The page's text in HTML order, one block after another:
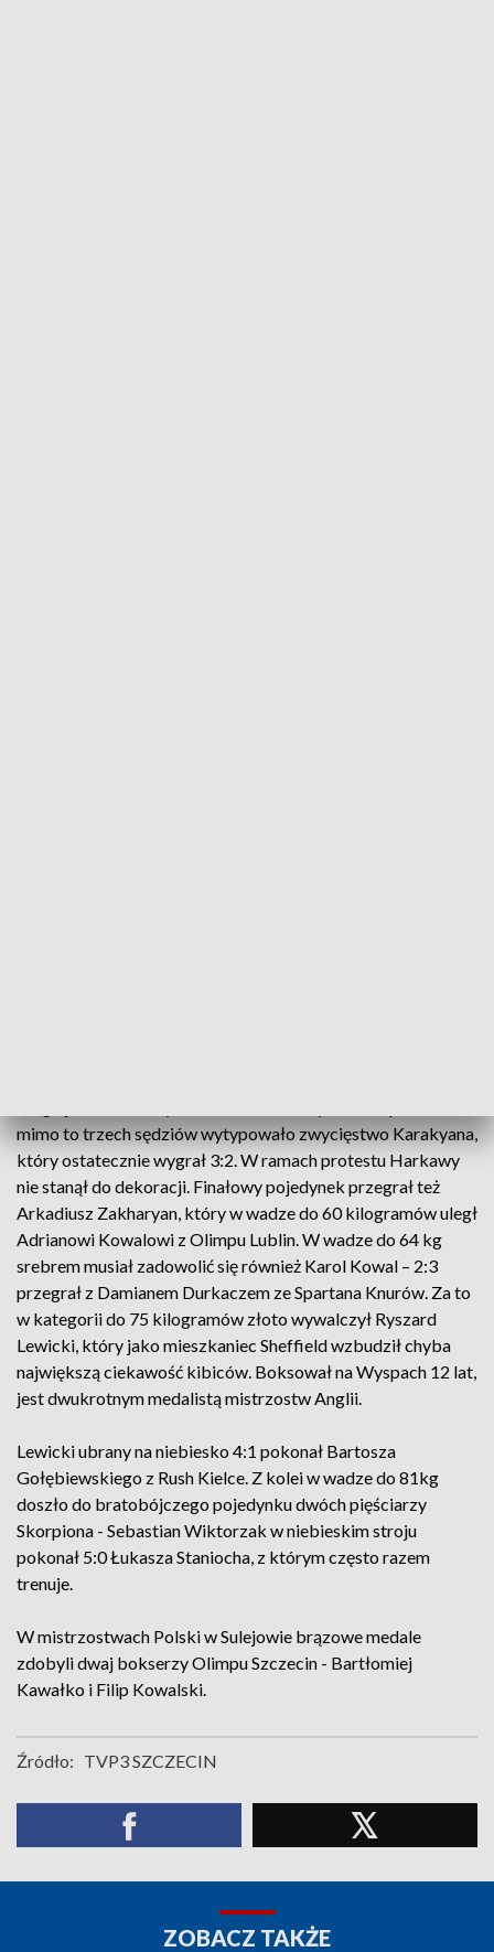
mimo to trzech sędziów wytypowało zwycięstwo Karakyana,
który ostatecznie wygrał 3:2. W ramach protestu Harkawy
nie stanął do dekoracji. Finałowy pojedynek przegrał też
Arkadiusz Zakharyan, który w wadze do 60 kilogramów uległ
Adrianowi Kowalowi z Olimpu Lublin. W wadze do 64 kg
srebrem musiał zadowolić się również Karol Kowal – 2:3
przegrał z Damianem Durkaczem ze Spartana Knurów. Za to
w kategorii do 75 kilogramów złoto wywalczył Ryszard
Lewicki, który jako mieszkaniec Sheffield wzbudził chyba
największą ciekawość kibiców. Boksował na Wyspach 12 lat,
jest dwukrotnym medalistą mistrzostw Anglii.
Lewicki ubrany na niebiesko 4:1 pokonał Bartosza
Gołębiewskiego z Rush Kielce. Z kolei w wadze do 81kg
doszło do bratobójczego pojedynku dwóch pięściarzy
Skorpiona - Sebastian Wiktorzak w niebieskim stroju
pokonał 5:0 Łukasza Staniocha, z którym często razem
trenuje.
W mistrzostwach Polski w Sulejowie brązowe medale
zdobyli dwaj bokserzy Olimpu Szczecin - Bartłomiej
Kawałko i Filip Kowalski.
Źródło: TVP3 SZCZECIN
ZOBACZ TAKŻE